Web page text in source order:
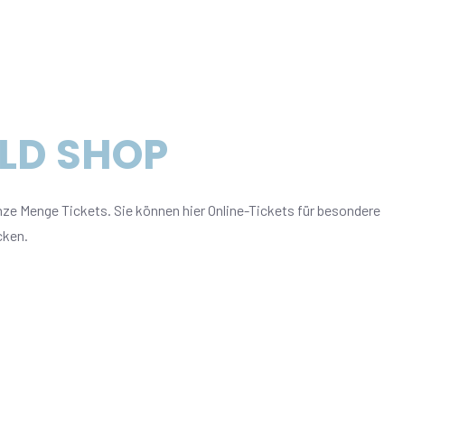
SHOP
Menge Tickets. Sie können hier Online-Tickets für besondere